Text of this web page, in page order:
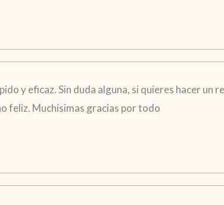
y eficaz. Sin duda alguna, si quieres hacer un
feliz. Muchísimas gracias por todo